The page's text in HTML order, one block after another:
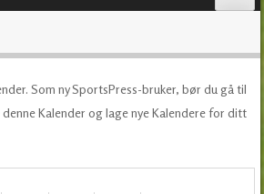
Som ny SportsPress-bruker, bør du gå til
Kalender og lage nye Kalendere for ditt